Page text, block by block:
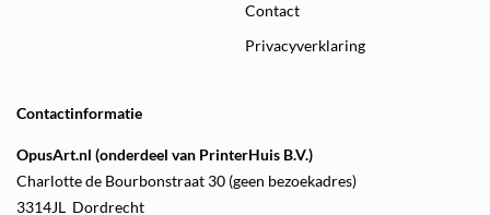
Contact
Privacyverklaring
Contactinformatie
OpusArt.nl (onderdeel van PrinterHuis B.V.)
Charlotte de Bourbonstraat 30 (geen bezoekadres)
3314JL Dordrecht